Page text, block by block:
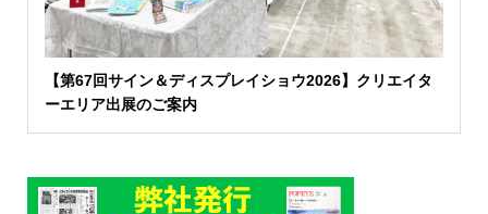
【第67回サイン＆ディスプレイショウ2026】クリエイタ
ーエリア出展のご案内